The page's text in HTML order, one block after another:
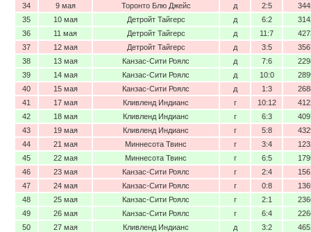
34
9 мая Торонто Блю Джейс д 2:5
35
10 мая Детройт Тайгерс д 6:2
36
11 мая Детройт Тайгерс д 11:7
37
12 мая Детройт Тайгерс д 3:5
38
13 мая Канзас-Сити Роялс д 7:6
39
14 мая Канзас-Сити Роялс д 10:0
40
15 мая Канзас-Сити Роялс д 1:3
41
17 мая Кливленд Индианс г 10:12
42
18 мая Кливленд Индианс г 6:3
43
19 мая Кливленд Индианс г 5:8
44
21 мая Миннесота Твинс г 3:4
45
22 мая Миннесота Твинс г 6:5
46
23 мая Канзас-Сити Роялс г 2:4
47
24 мая Канзас-Сити Роялс г 0:8
48
25 мая Канзас-Сити Роялс г 2:1
49
26 мая Канзас-Сити Роялс г 6:4
50
27 мая Кливленд Индианс д 3:2